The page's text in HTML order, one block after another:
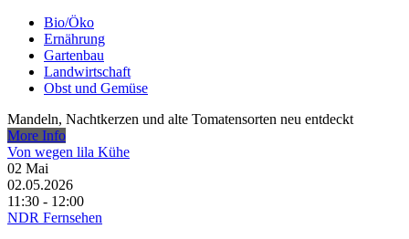
Bio/Öko
Ernährung
Gartenbau
Landwirtschaft
Obst und Gemüse
Mandeln, Nachtkerzen und alte Tomatensorten neu entdeckt
More Info
Von wegen lila Kühe
02 Mai
02.05.2026
11:30 - 12:00
NDR Fernsehen